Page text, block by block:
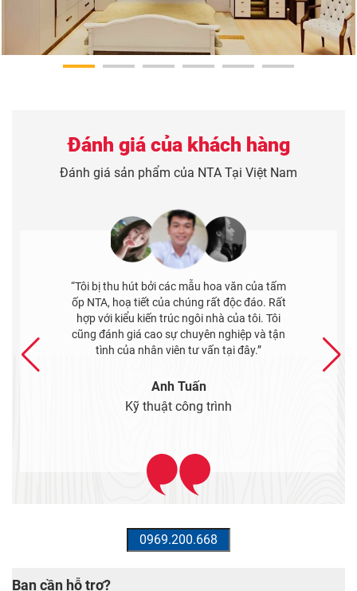
Đánh giá của khách hàng
Đánh giá sản phẩm của NTA Tại Việt Nam
“Tôi bị thu hút bởi các mẫu hoa văn của tấm
ốp NTA, hoạ tiết của chúng rất độc đáo. Rất
hợp với kiểu kiến trúc ngôi nhà của tôi. Tôi
cũng đánh giá cao sự chuyên nghiệp và tận
tình của nhân viên tư vấn tại đây.”
Anh Tuấn
Kỹ thuật công trình
Bạn cần hỗ trợ?